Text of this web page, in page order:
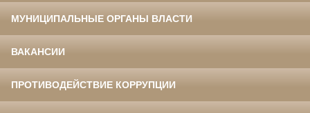
МУНИЦИПАЛЬНЫЕ ОРГАНЫ ВЛАСТИ
ВАКАНСИИ
ПРОТИВОДЕЙСТВИЕ КОРРУПЦИИ